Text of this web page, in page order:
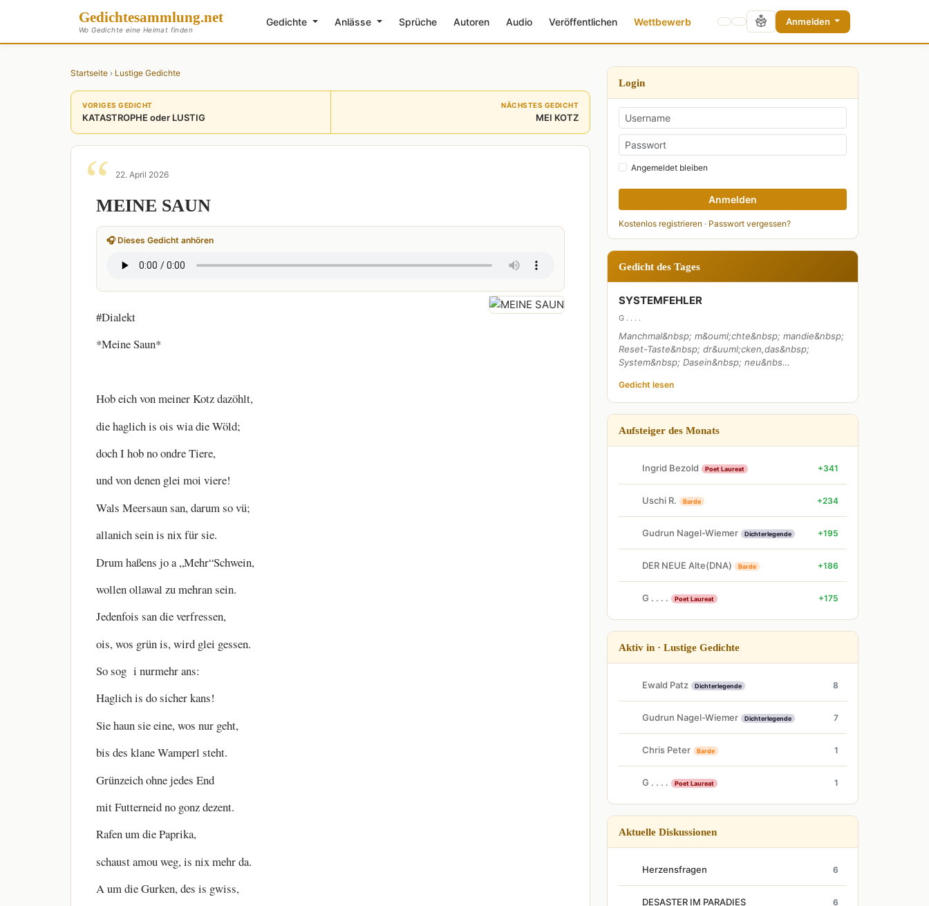
Gedichtesammlung.net
Wo Gedichte eine Heimat finden
Gedichte Anlässe Sprüche Autoren Audio Veröffentlichen Wettbewerb Anmelden
Startseite › Lustige Gedichte
VORIGES GEDICHT
KATASTROPHE oder LUSTIG
NÄCHSTES GEDICHT
MEI KOTZ
22. April 2026
MEINE SAUN
🎧 Dieses Gedicht anhören
#Dialekt
*Meine Saun*
Hob eich von meiner Kotz dazöhlt,
die haglich is ois wia die Wöld;
doch I hob no ondre Tiere,
und von denen glei moi viere!
Wals Meersaun san, darum so vü;
allanich sein is nix für sie.
Drum haßens jo a „Mehr“Schwein,
wollen ollawal zu mehran sein.
Jedenfois san die verfressen,
ois, wos grün is, wird glei gessen.
So sog i nurmehr ans:
Haglich is do sicher kans!
Sie haun sie eine, wos nur geht,
bis des klane Wamperl steht.
Grünzeich ohne jedes End
mit Futterneid no gonz dezent.
Rafen um die Paprika,
schaust amou weg, is nix mehr da.
A um die Gurken, des is gwiss,
Login
Angemeldet bleiben
Anmelden
Kostenlos registrieren · Passwort vergessen?
Gedicht des Tages
SYSTEMFEHLER
G . . . .
Manchmal&nbsp; m&ouml;chte&nbsp; mandie&nbsp;
Reset-Taste&nbsp; dr&uuml;cken,das&nbsp;
System&nbsp; Dasein&nbsp; neu&nbs…
Gedicht lesen
Aufsteiger des Monats
Ingrid Bezold Poet Laureat +341
Uschi R. Barde +234
Gudrun Nagel-Wiemer Dichterlegende +195
DER NEUE Alte(DNA) Barde +186
G . . . . Poet Laureat +175
Aktiv in · Lustige Gedichte
Ewald Patz Dichterlegende 8
Gudrun Nagel-Wiemer Dichterlegende 7
Chris Peter Barde 1
G . . . . Poet Laureat 1
Aktuelle Diskussionen
Herzensfragen 6
DESASTER IM PARADIES 6